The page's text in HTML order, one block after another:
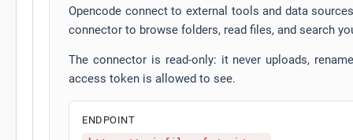
Opencode connect to external tools and data
connector to browse folders, read files, and search
The connector is read-only: it never uploads,
access token is allowed to see.
ENDPOINT